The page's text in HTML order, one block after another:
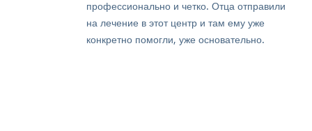
профессионально и четко. Отца отправили
на лечение в этот центр и там ему уже
конкретно помогли, уже основательно.